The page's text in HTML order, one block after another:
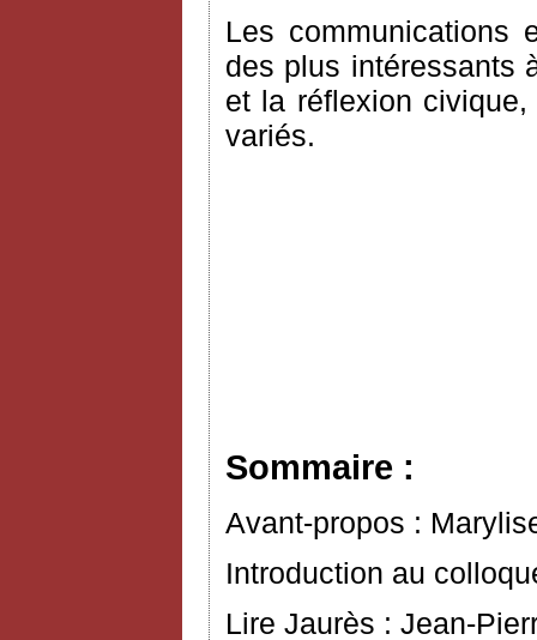
Les communications
des plus intéressants
et la réflexion
variés.
Sommaire :
Avant-propos :
Introduction au
Lire Jaurès : Jean-